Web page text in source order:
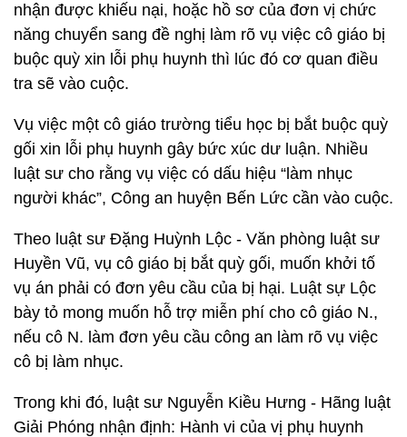
nhận được khiếu nại, hoặc hồ sơ của đơn vị chức
năng chuyển sang đề nghị làm rõ vụ việc cô giáo bị
buộc quỳ xin lỗi phụ huynh thì lúc đó cơ quan điều
tra sẽ vào cuộc.
Vụ việc một cô giáo trường tiểu học bị bắt buộc quỳ
gối xin lỗi phụ huynh gây bức xúc dư luận. Nhiều
luật sư cho rằng vụ việc có dấu hiệu “làm nhục
người khác”, Công an huyện Bến Lức cần vào cuộc.
Theo luật sư Đặng Huỳnh Lộc - Văn phòng luật sư
Huyền Vũ, vụ cô giáo bị bắt quỳ gối, muốn khởi tố
vụ án phải có đơn yêu cầu của bị hại. Luật sự Lộc
bày tỏ mong muốn hỗ trợ miễn phí cho cô giáo N.,
nếu cô N. làm đơn yêu cầu công an làm rõ vụ việc
cô bị làm nhục.
Trong khi đó, luật sư Nguyễn Kiều Hưng - Hãng luật
Giải Phóng nhận định: Hành vi của vị phụ huynh